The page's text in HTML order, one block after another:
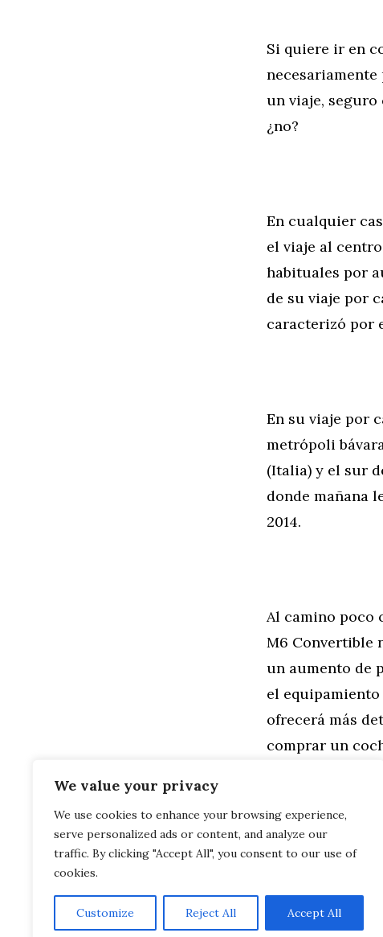
We value your privacy
We use cookies to enhance your browsing experience,
serve personalized ads or content, and analyze our
traffic. By clicking "Accept All", you consent to our use of
cookies.
Customize Reject All Accept All
Si quiere ir en
un viaje,
¿no?
En cualquier
el viaje al
habituales por
de su viaje por
caracterizó por
En su viaje por
metrópoli
(Italia) y el sur
donde mañana
2014.
Al camino poco
M6 Convertible
un aumento de
el
ofrecerá más
comprar un
tienen los
Categorías
General,Motor
Skoda Octavia
Rolls-Royce